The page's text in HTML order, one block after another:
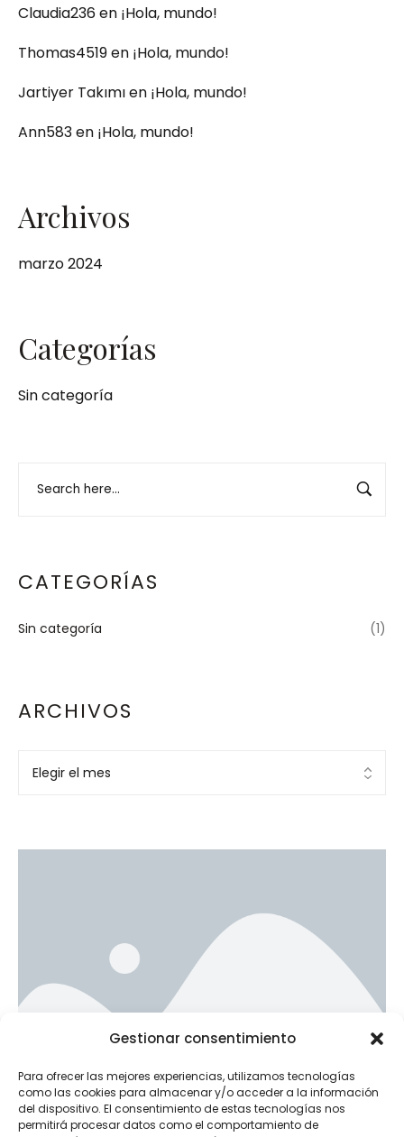
Gestionar consentimiento
Para ofrecer las mejores experiencias, utilizamos tecnologías
como las cookies para almacenar y/o acceder a la información
del dispositivo. El consentimiento de estas tecnologías nos
permitirá procesar datos como el comportamiento de
Claudia236en ¡Hola, mundo!
Thomas4519en ¡Hola, mundo!
Jartiyer Takımıen ¡Hola, mundo!
Ann583en ¡Hola, mundo!
Archivos
marzo 2024
Categorías
Sin categoría
CATEGORÍAS
Sin categoría (1)
ARCHIVOS
Ad Banner